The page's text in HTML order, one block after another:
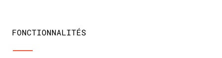
FONCTIONNALITÉS